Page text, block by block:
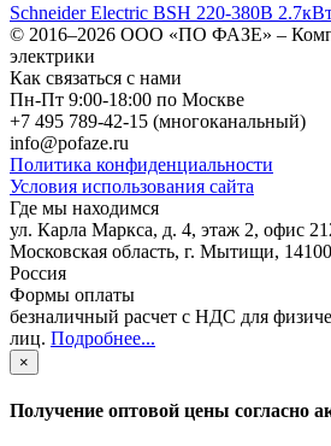
Schneider Electric BSH 220-380В
© 2016–2026 ООО «ПО ФАЗЕ» –
электрики
Как связаться с нами
Пн-Пт 9:00-18:00 по Москве
+7 495 789-42-15 (многоканальный)
info@pofaze.ru
Политика конфиденциальности
Условия использования сайта
Где мы находимся
ул. Карла Маркса, д. 4, этаж 2, офис
Московская область, г. Мытищи,
Россия
Формы оплаты
безналичный расчет с НДС для
лиц. Подробнее...
×
Получение оптовой цены согласно